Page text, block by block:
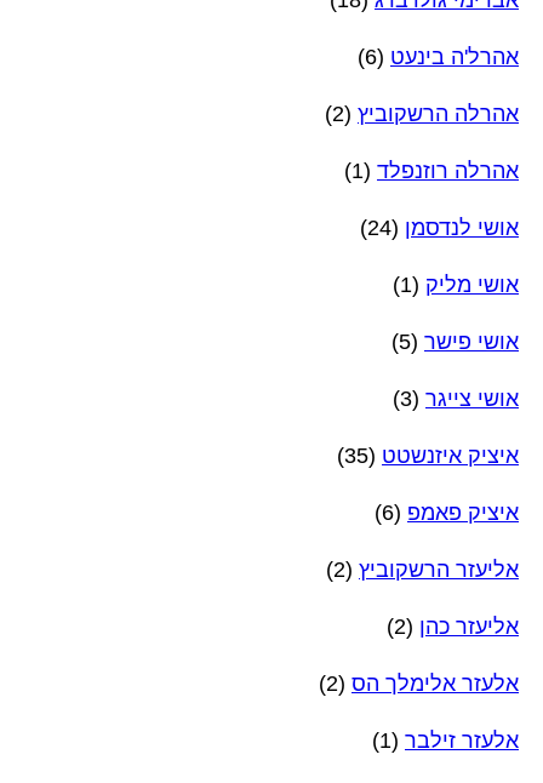
אהרל'ה בינעט (6)
אהרלה הרשקוביץ (2)
אהרלה רוזנפלד (1)
אושי לנדסמן (24)
אושי מליק (1)
אושי פישר (5)
אושי צייגר (3)
איציק איזנשטט (35)
איציק פאמפ (6)
אליעזר הרשקוביץ (2)
אליעזר כהן (2)
אלעזר אלימלך הס (2)
אלעזר זילבר (1)